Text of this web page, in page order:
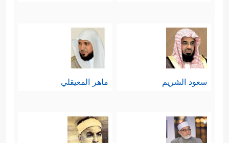
سعود الشريم ماهر المعيقلي